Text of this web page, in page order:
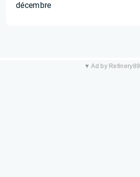
décembre
▼ Ad by Refinery89